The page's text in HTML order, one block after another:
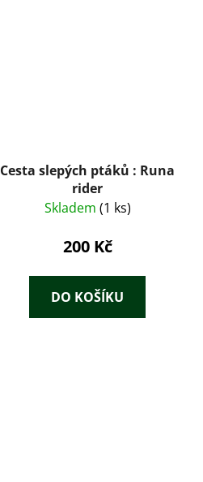
Cesta slepých ptáků : Runa
rider
Skladem (1 ks)
200 Kč
DO KOŠÍKU